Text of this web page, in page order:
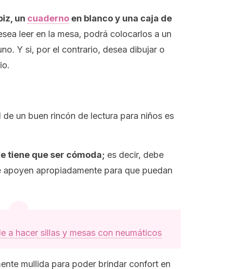
un cuaderno en blanco y una caja de
leer en la mesa, podrá colocarlos a un
Y si, por el contrario, desea dibujar o
un buen rincón de lectura para niños es
tiene que ser cómoda; es decir, debe
apropiadamente para que puedan
a hacer sillas y mesas con neumáticos
mullida para poder brindar confort en